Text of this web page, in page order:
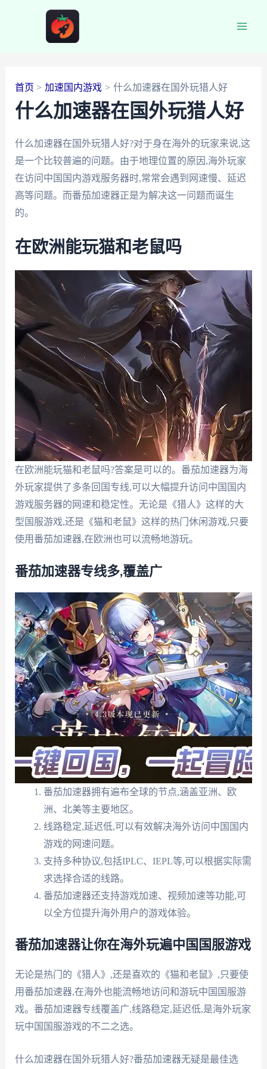
首页 加速国内游戏 什么加速器在国外玩猎人好
什么加速器在国外玩猎人好
什么加速器在国外玩猎人好?对于身在海外的玩家来说,这
是一个比较普遍的问题。由于地理位置的原因,海外玩家
在访问中国国内游戏服务器时,常常会遇到网速慢、延迟
高等问题。而番茄加速器正是为解决这一问题而诞生
的。
在欧洲能玩猫和老鼠吗
在欧洲能玩猫和老鼠吗?答案是可以的。番茄加速器为海
外玩家提供了多条回国专线,可以大幅提升访问中国国内
游戏服务器的网速和稳定性。无论是《猎人》这样的大
型国服游戏,还是《猫和老鼠》这样的热门休闲游戏,只要
使用番茄加速器,在欧洲也可以流畅地游玩。
番茄加速器专线多,覆盖广
番茄加速器拥有遍布全球的节点,涵盖亚洲、欧
洲、北美等主要地区。
线路稳定,延迟低,可以有效解决海外访问中国国内
游戏的网速问题。
支持多种协议,包括IPLC、IEPL等,可以根据实际需
求选择合适的线路。
番茄加速器还支持游戏加速、视频加速等功能,可
以全方位提升海外用户的游戏体验。
番茄加速器让你在海外玩遍中国国服游戏
无论是热门的《猎人》,还是喜欢的《猫和老鼠》,只要使
用番茄加速器,在海外也能流畅地访问和游玩中国国服游
戏。番茄加速器专线覆盖广,线路稳定,延迟低,是海外玩家
玩中国国服游戏的不二之选。
什么加速器在国外玩猎人好?番茄加速器无疑是最佳选